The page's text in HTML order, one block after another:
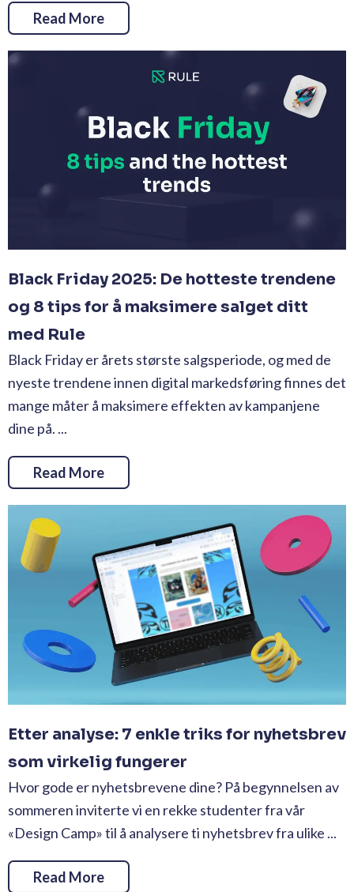
Read More
Black Friday 2025: De hotteste trendene
og 8 tips for å maksimere salget ditt
med Rule
Black Friday er årets største salgsperiode, og med de
nyeste trendene innen digital markedsføring finnes det
mange måter å maksimere effekten av kampanjene
dine på. ...
Read More
Etter analyse: 7 enkle triks for nyhetsbrev
som virkelig fungerer
Hvor gode er nyhetsbrevene dine? På begynnelsen av
sommeren inviterte vi en rekke studenter fra vår
«Design Camp» til å analysere ti nyhetsbrev fra ulike ...
Read More